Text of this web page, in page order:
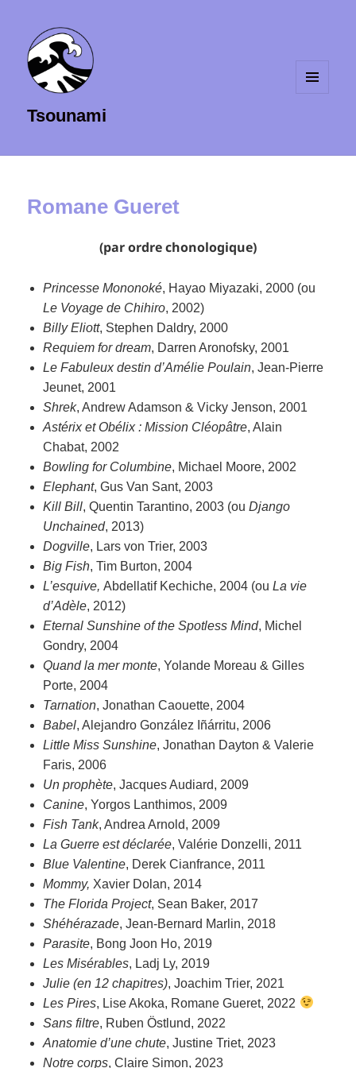
Tsounami
Romane Gueret
(par ordre chonologique)
Princesse Mononoké, Hayao Miyazaki, 2000 (ou
Le Voyage de Chihiro, 2002)
Billy Eliott, Stephen Daldry, 2000
Requiem for dream, Darren Aronofsky, 2001
Le Fabuleux destin d’Amélie Poulain, Jean-Pierre
Jeunet, 2001
Shrek, Andrew Adamson & Vicky Jenson, 2001
Astérix et Obélix : Mission Cléopâtre, Alain
Chabat, 2002
Bowling for Columbine, Michael Moore, 2002
Elephant, Gus Van Sant, 2003
Kill Bill, Quentin Tarantino, 2003 (ouDjango
Unchained, 2013)
Dogville, Lars von Trier, 2003
Big Fish, Tim Burton, 2004
L’esquive,Abdellatif Kechiche, 2004 (ouLa vie
d’Adèle, 2012)
Eternal Sunshine of the Spotless Mind, Michel
Gondry, 2004
Quand la mer monte, Yolande Moreau & Gilles
Porte, 2004
Tarnation, Jonathan Caouette, 2004
Babel, Alejandro González Iñárritu, 2006
Little Miss Sunshine, Jonathan Dayton & Valerie
Faris, 2006
Un prophète, Jacques Audiard, 2009
Canine, Yorgos Lanthimos, 2009
Fish Tank, Andrea Arnold, 2009
La Guerre est déclarée, Valérie Donzelli, 2011
Blue Valentine, Derek Cianfrance, 2011
Mommy, Xavier Dolan, 2014
The Florida Project, Sean Baker, 2017
Shéhérazade, Jean-Bernard Marlin, 2018
Parasite, Bong Joon Ho, 2019
Les Misérables, Ladj Ly, 2019
Julie (en 12 chapitres), Joachim Trier, 2021
Les Pires, Lise Akoka, Romane Gueret, 2022
Sans filtre, Ruben Östlund, 2022
Anatomie d’une chute, Justine Triet, 2023
Notre corps, Claire Simon, 2023